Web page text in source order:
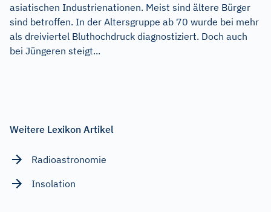
asiatischen Industrienationen. Meist sind ältere Bürger
sind betroffen. In der Altersgruppe ab 70 wurde bei mehr
als dreiviertel Bluthochdruck diagnostiziert. Doch auch
bei Jüngeren steigt...
Weitere Lexikon Artikel
Radioastronomie
Insolation